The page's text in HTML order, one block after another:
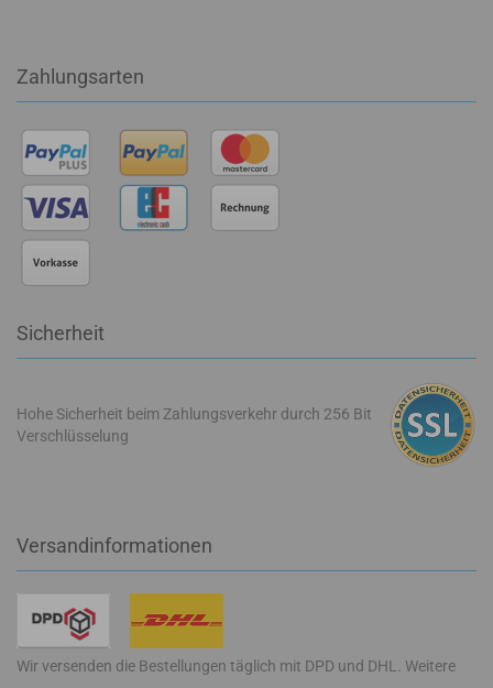
Zahlungsarten
Sicherheit
Hohe Sicherheit beim Zahlungsverkehr durch 256 Bit
Verschlüsselung
Versandinformationen
Wir versenden die Bestellungen täglich mit DPD und DHL. Weitere